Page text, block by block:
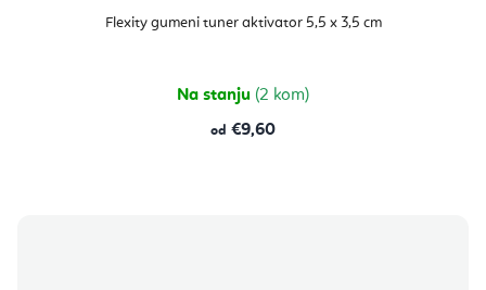
Flexity gumeni tuner aktivator 5,5 x 3,5 cm
Na stanju (2 kom)
od €9,60